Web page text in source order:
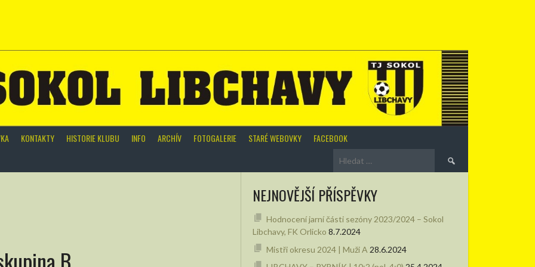
KONTAKTY HISTORIE KLUBU INFO ARCHÍV FOTOGALERIE STARÉ WEBOVKY FACEBOOK
Vyhledávání
NEJNOVĚJŠÍ PŘÍSPĚVKY
Hodnocení jarní části sezóny 2023/2024 – Sokol
Libchavy, FK Orlicko 8.7.2024
Mistři okresu 2024 | Muži A 28.6.2024